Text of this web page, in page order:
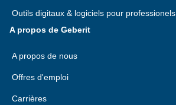
Outils digitaux & logiciels pour professionels
A propos de Geberit
A propos de nous
Offres d'emploi
Carrières